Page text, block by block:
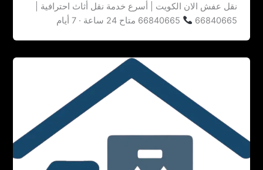
نقل عفش الان الكويت | أسرع خدمة نقل أثاث احترافية |
66840665